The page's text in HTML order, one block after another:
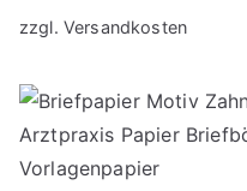
zzgl. Versandkosten